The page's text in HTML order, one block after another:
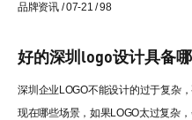
品牌资讯 / 07-21 / 98
好的深圳logo设计具备
深圳企业LOGO不能设计的过于复杂
现在哪些场景，如果LOGO太过复杂